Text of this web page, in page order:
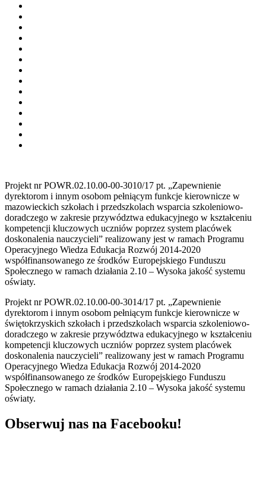
Projekt nr POWR.02.10.00-00-3010/17 pt. „Zapewnienie
dyrektorom i innym osobom pełniącym funkcje kierownicze w
mazowieckich szkołach i przedszkolach wsparcia szkoleniowo-
doradczego w zakresie przywództwa edukacyjnego w kształceniu
kompetencji kluczowych uczniów poprzez system placówek
doskonalenia nauczycieli” realizowany jest w ramach Programu
Operacyjnego Wiedza Edukacja Rozwój 2014-2020
współfinansowanego ze środków Europejskiego Funduszu
Społecznego w ramach działania 2.10 – Wysoka jakość systemu
oświaty.
Projekt nr POWR.02.10.00-00-3014/17 pt. „Zapewnienie
dyrektorom i innym osobom pełniącym funkcje kierownicze w
świętokrzyskich szkołach i przedszkolach wsparcia szkoleniowo-
doradczego w zakresie przywództwa edukacyjnego w kształceniu
kompetencji kluczowych uczniów poprzez system placówek
doskonalenia nauczycieli” realizowany jest w ramach Programu
Operacyjnego Wiedza Edukacja Rozwój 2014-2020
współfinansowanego ze środków Europejskiego Funduszu
Społecznego w ramach działania 2.10 – Wysoka jakość systemu
oświaty.
Obserwuj nas na Facebooku!